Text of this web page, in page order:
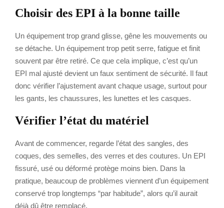
Choisir des EPI à la bonne taille
Un équipement trop grand glisse, gêne les mouvements ou
se détache. Un équipement trop petit serre, fatigue et finit
souvent par être retiré. Ce que cela implique, c’est qu’un
EPI mal ajusté devient un faux sentiment de sécurité. Il faut
donc vérifier l’ajustement avant chaque usage, surtout pour
les gants, les chaussures, les lunettes et les casques.
Vérifier l’état du matériel
Avant de commencer, regarde l’état des sangles, des
coques, des semelles, des verres et des coutures. Un EPI
fissuré, usé ou déformé protège moins bien. Dans la
pratique, beaucoup de problèmes viennent d’un équipement
conservé trop longtemps “par habitude”, alors qu’il aurait
déjà dû être remplacé.